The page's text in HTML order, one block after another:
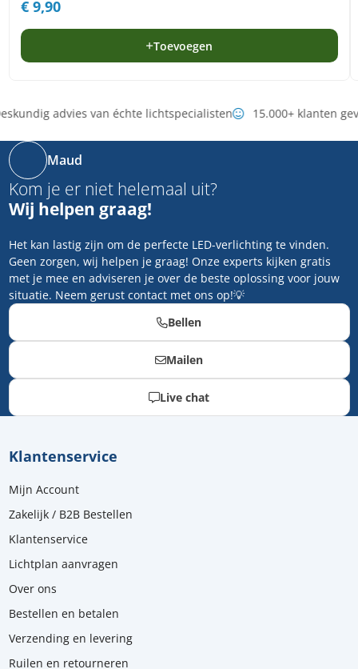
€9,90
Toevoegen
advies van échte lichtspecialisten 15.000+ klanten
Maud
Kom je er niet helemaal uit?
Wij helpen graag!
Het kan lastig zijn om de perfecte LED-verlichting te vinden.
Geen zorgen, wij helpen je graag! Onze experts kijken gratis
met je mee en adviseren je over de beste oplossing voor jouw
situatie. Neem gerust contact met ons op!💡
Bellen
Mailen
Live chat
Klantenservice
Mijn Account
Zakelijk / B2B Bestellen
Klantenservice
Lichtplan aanvragen
Over ons
Bestellen en betalen
Verzending en levering
Ruilen en retourneren